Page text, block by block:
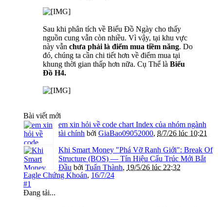
Sau khi phân tích về Biểu Đồ Ngày cho thấy
nguồn cung vẫn còn nhiều. Vì vậy, tại khu vực
này vẫn chưa phải là điểm mua tiềm năng. Do
đó, chúng ta cần chi tiết hơn về điểm mua tại
khung thời gian thấp hơn nữa. Cụ Thể là Biểu
Đồ H4.
Bài viết mới
em xin hỏi về code chart Index của nhóm ngành
tài chính bởi GiaBao09052000, 8/7/26 lúc 10:21
Khi Smart Money "Phá Vỡ Ranh Giới": Break Of
Structure (BOS) — Tín Hiệu Cấu Trúc Mới Bắt
Đầu bởi Tuấn Thành, 19/5/26 lúc 22:32
Eagle Chứng Khoán, 16/7/24
#1
Đang tải...